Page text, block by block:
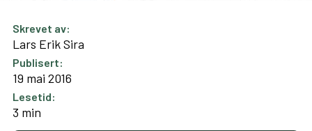
Skrevet av:
Lars Erik Sira
Publisert:
19 mai 2016
Lesetid:
3 min